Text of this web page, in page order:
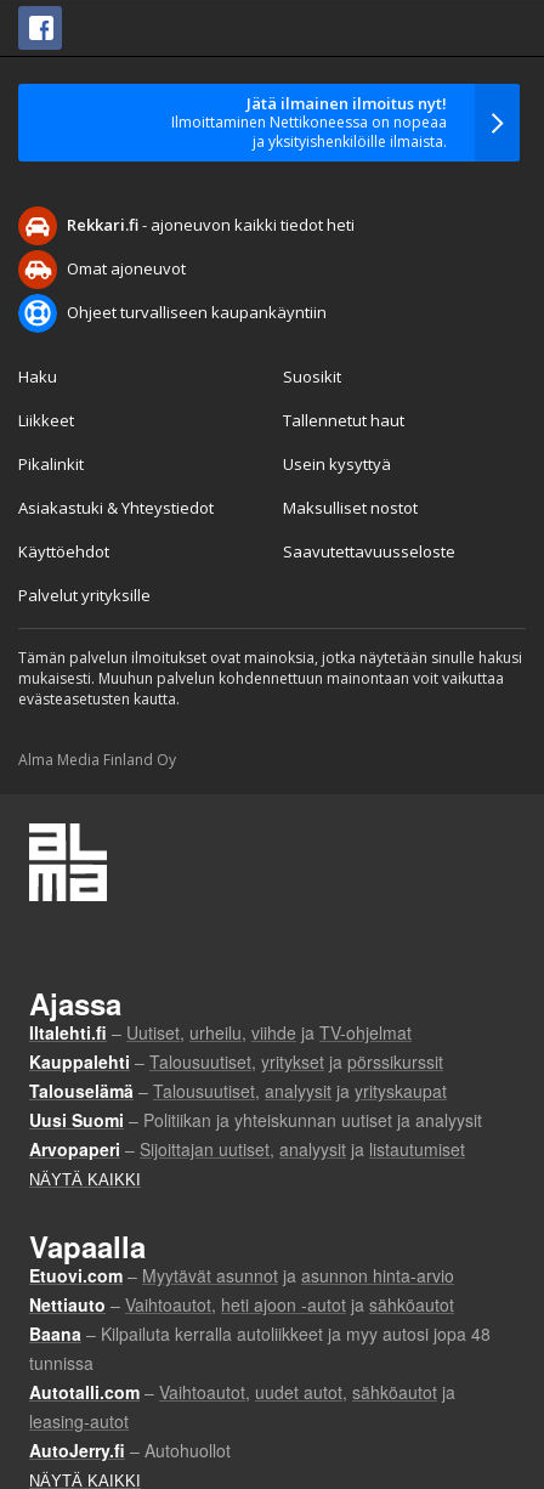
Jätä ilmainen ilmoitus nyt!
Ilmoittaminen Nettikoneessa on nopeaa
ja yksityishenkilöille ilmaista.
Rekkari.fi- ajoneuvon kaikki tiedot heti
Omat ajoneuvot
Ohjeet turvalliseen kaupankäyntiin
Haku
Liikkeet
Pikalinkit
Asiakastuki & Yhteystiedot
Käyttöehdot
Palvelut yrityksille
Suosikit
Tallennetut haut
Usein kysyttyä
Maksulliset nostot
Saavutettavuusseloste
Tämän palvelun ilmoitukset ovat mainoksia, jotka näytetään sinulle hakusi
mukaisesti. Muuhun palvelun kohdennettuun mainontaan voit vaikuttaa
evästeasetusten kautta.
Alma Media Finland Oy